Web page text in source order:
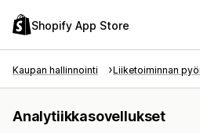
Shopify App Store
Kaupan hallinnointi Liiketoiminnan
Analytiikkasovellukset